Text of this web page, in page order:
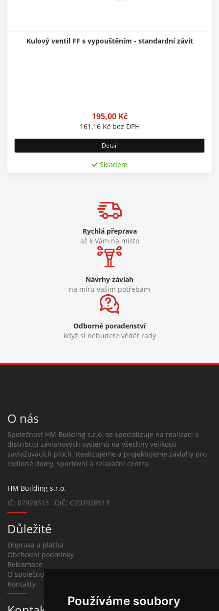
Používáme soubory
Kulový ventil FF s vypouštěním - standardní závit
195,00 Kč
161,16 Kč bez DPH
Detail
Skladem
Rychlá přeprava
až k Vám na místo
Návrhy závlah
na míru vašim potřebám
Odborné poradenství
když si nebudete vědět rady
O nás
Společnost HM Building s.r.o. se specializuje na realizaci a
distribuci závlahových systémů na všechny velikosti
zavlažovacích ploch. Realizujeme a projektujeme závlahy pro
rodinné domy, sportovní a relaxační centra.
HM Building s.r.o.
IČ: 07928513 DIČ: CZ07928513
Důležité
Doprava a platba
Obchodní podmínky
Reklamace
O společnosti
Kontakty